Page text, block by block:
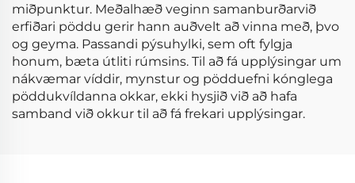
miðpunktur. Meðalhæð veginn samanburðarvið
erfiðari pöddu gerir hann auðvelt að vinna með, þvo
og geyma. Passandi pýsuhylki, sem oft fylgja
honum, bæta útliti rúmsins. Til að fá upplýsingar um
nákvæmar víddir, mynstur og pödduefni kónglega
pöddukvíldanna okkar, ekki hysjið við að hafa
samband við okkur til að fá frekari upplýsingar.